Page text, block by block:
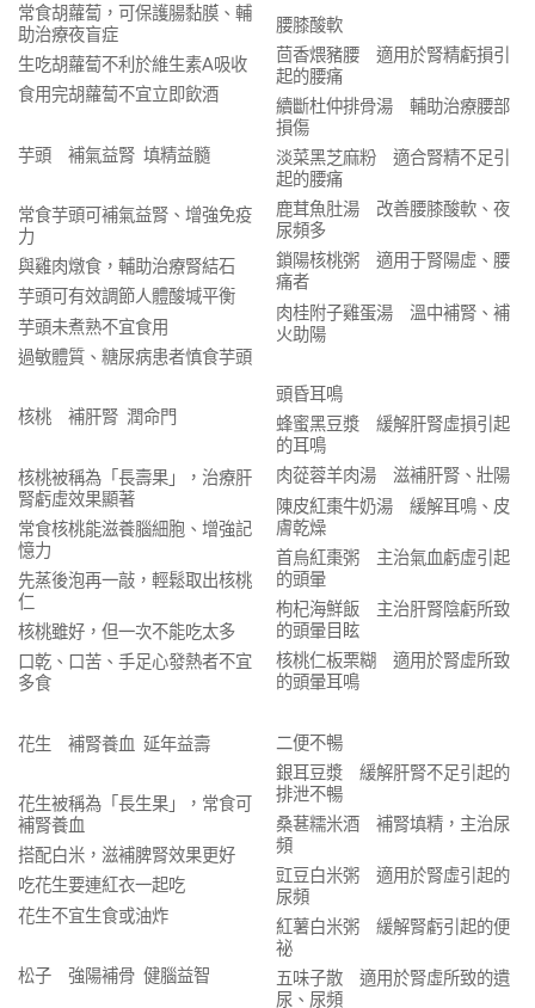
常食胡蘿蔔，可保護腸黏膜、輔
助治療夜盲症
生吃胡蘿蔔不利於維生素A吸收
食用完胡蘿蔔不宜立即飲酒
芋頭 補氣益腎 填精益髓
常食芋頭可補氣益腎、增強免疫
力
與雞肉燉食，輔助治療腎結石
芋頭可有效調節人體酸堿平衡
芋頭未煮熟不宜食用
過敏體質、糖尿病患者慎食芋頭
核桃 補肝腎 潤命門
核桃被稱為「長壽果」，治療肝
腎虧虛效果顯著
常食核桃能滋養腦細胞、增強記
憶力
先蒸後泡再一敲，輕鬆取出核桃
仁
核桃雖好，但一次不能吃太多
口乾、口苦、手足心發熱者不宜
多食
花生 補腎養血 延年益壽
花生被稱為「長生果」，常食可
補腎養血
搭配白米，滋補脾腎效果更好
吃花生要連紅衣一起吃
花生不宜生食或油炸
松子 強陽補骨 健腦益智
腰膝酸軟
茴香煨豬腰 適用於腎精虧損引
起的腰痛
續斷杜仲排骨湯 輔助治療腰部
損傷
淡菜黑芝麻粉 適合腎精不足引
起的腰痛
鹿茸魚肚湯 改善腰膝酸軟、夜
尿頻多
鎖陽核桃粥 適用于腎陽虛、腰
痛者
肉桂附子雞蛋湯 溫中補腎、補
火助陽
頭昏耳鳴
蜂蜜黑豆漿 緩解肝腎虛損引起
的耳鳴
肉蓯蓉羊肉湯 滋補肝腎、壯陽
陳皮紅棗牛奶湯 緩解耳鳴、皮
膚乾燥
首烏紅棗粥 主治氣血虧虛引起
的頭暈
枸杞海鮮飯 主治肝腎陰虧所致
的頭暈目眩
核桃仁板栗糊 適用於腎虛所致
的頭暈耳鳴
二便不暢
銀耳豆漿 緩解肝腎不足引起的
排泄不暢
桑葚糯米酒 補腎填精，主治尿
頻
豇豆白米粥 適用於腎虛引起的
尿頻
紅薯白米粥 緩解腎虧引起的便
祕
五味子散 適用於腎虛所致的遺
尿、尿頻